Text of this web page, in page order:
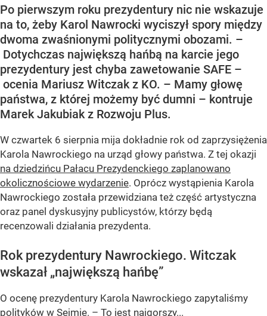
Po pierwszym roku prezydentury nic nie wskazuje
na to, żeby Karol Nawrocki wyciszył spory między
dwoma zwaśnionymi politycznymi obozami. –
Dotychczas największą hańbą na karcie jego
prezydentury jest chyba zawetowanie SAFE –
ocenia Mariusz Witczak z KO. – Mamy głowę
państwa, z której możemy być dumni – kontruje
Marek Jakubiak z Rozwoju Plus.
W czwartek 6 sierpnia mija dokładnie rok od zaprzysiężenia
Karola Nawrockiego na urząd głowy państwa. Z tej okazji
na dziedzińcu Pałacu Prezydenckiego zaplanowano
okolicznościowe wydarzenie. Oprócz wystąpienia Karola
Nawrockiego została przewidziana też część artystyczna
oraz panel dyskusyjny publicystów, którzy będą
recenzowali działania prezydenta.
Rok prezydentury Nawrockiego. Witczak
wskazał „największą hańbę”
O ocenę prezydentury Karola Nawrockiego zapytaliśmy
polityków w Sejmie. – To jest najgorszy...